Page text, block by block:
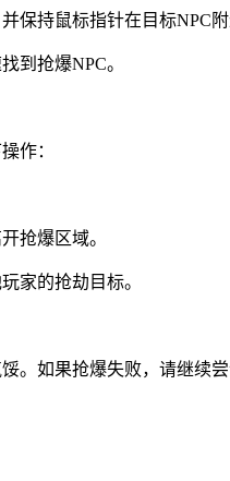
保持鼠标指针在目标NPC附
到抢爆NPC。
作：
抢爆区域。
家的抢劫目标。
。如果抢爆失败，请继续